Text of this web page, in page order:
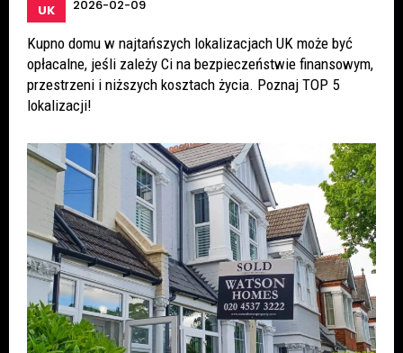
UK 2026-02-09
Kupno domu w najtańszych lokalizacjach UK może być
opłacalne, jeśli zależy Ci na bezpieczeństwie finansowym,
przestrzeni i niższych kosztach życia. Poznaj TOP 5
lokalizacji!